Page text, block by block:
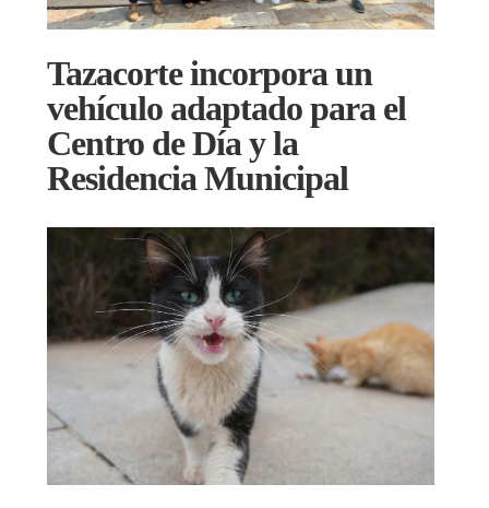
Tazacorte incorpora un
vehículo adaptado para el
Centro de Día y la
Residencia Municipal